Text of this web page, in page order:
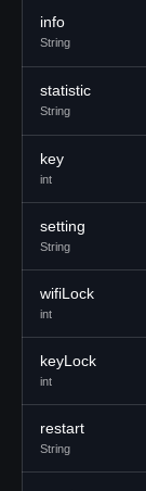
info
String
statistic
String
key
int
setting
String
wifiLock
int
keyLock
int
restart
String